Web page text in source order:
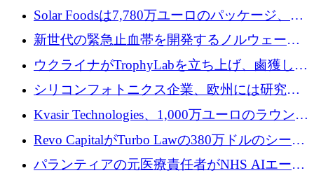
3 億 2,000 万ドルを調達、米国に投資
Solar Foodsは7,780万ユーロのパッケージ、5
億ユーロの防衛および二重用途成長基金EDM
を開始、ヨーロッパのシリコンフォトニクス
に警告
新世代の緊急止血帯を開発するノルウェーの
スタートアップ企業を紹介する
ウクライナがTrophyLabを立ち上げ、鹵獲した
ロシア兵器を戦場の研究開発プラットフォー
ムに変える
シリコンフォトニクス企業、欧州には研究を
商業的に成功させるためのインフラが不足し
Kvasir Technologies、1,000万ユーロのラウンド
で成長を促進
Revo CapitalがTurbo Lawの380万ドルのシード
ラウンドを主導し、訴訟プラットフォームを
パランティアの元医療責任者がNHS AIエージ